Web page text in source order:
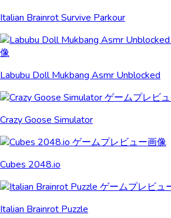
Italian Brainrot Survive Parkour
Labubu Doll Mukbang Asmr Unblocked
Crazy Goose Simulator
Cubes 2048.io
Italian Brainrot Puzzle